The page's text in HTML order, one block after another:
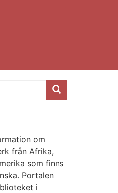
om
från Afrika,
som finns
Portalen
i